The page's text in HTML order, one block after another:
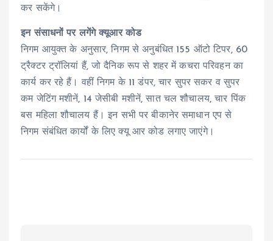
कर सकेंगे।
इन संसाधनों पर लगेंगे क्यूआर कोड
निगम आयुक्त के अनुसार, निगम से अनुबंधित 155 ऑटो टिपर, 60
ट्रैक्टर ट्रॉलियां हैं, जो दैनिक रूप से शहर में कचरा परिवहन का
कार्य कर रहे हैं। वहीं निगम के 11 डंपर, चार सुपर सकर व सुपर
कम जेटिंग मशीनें, 14 जेसीबी मशीनें, सात चल शौचालय, चार पिंक
बस महिला शौचालय हैं। इन सभी पर बीकानेर समाधान एप से
निगम संबंधित कार्यों के लिए क्यू आर कोड लगाए जाएंगे।